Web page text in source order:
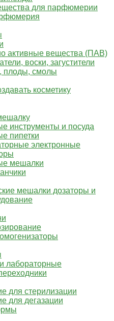
для парфюмерии
активные вещества (ПАВ)
воски, загустители
плоды, смолы
косметику
инструменты и посуда
пипетки
электронные
мешалки
мешалки дозаторы и
лабораторные
для стерилизации
для дегазации